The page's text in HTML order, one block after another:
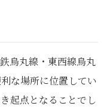
烏丸線・東西線烏丸
な場所に位置してい
起点となることでし